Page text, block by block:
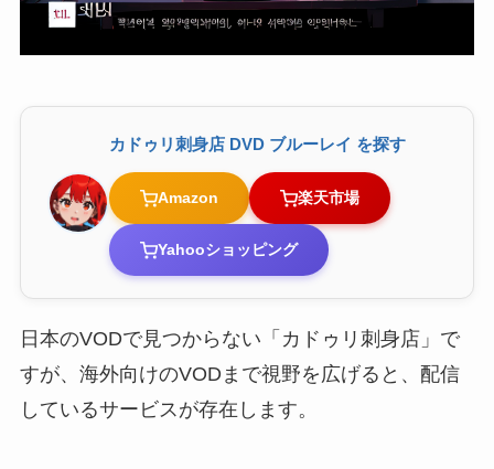
カドゥリ刺身店 DVD ブルーレイ を探す
Amazon 楽天市場
Yahooショッピング
日本のVODで見つからない「カドゥリ刺身店」で
すが、海外向けのVODまで視野を広げると、配信
しているサービスが存在します。